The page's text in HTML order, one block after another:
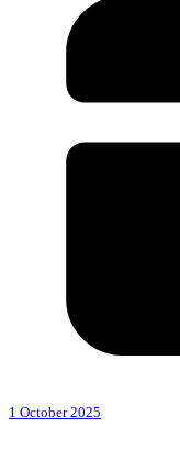
1 October 2025